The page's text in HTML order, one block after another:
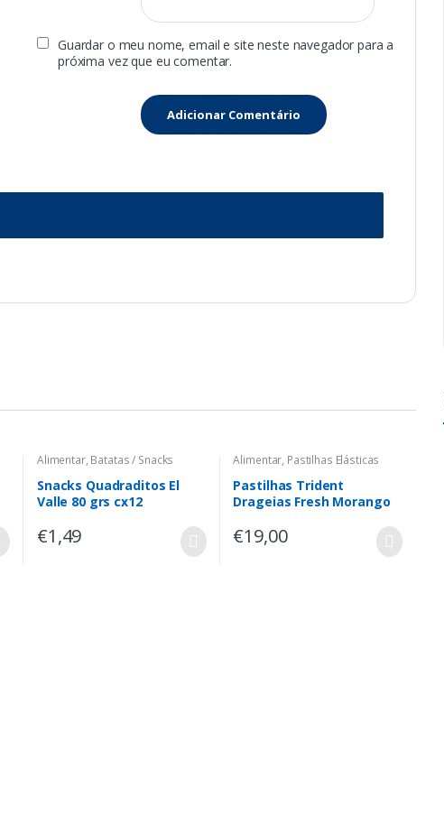
Guardar o meu nome, email e site neste navegador para a
próxima vez que eu comentar.
Alimentar, Batatas / Snacks
Snacks Quadraditos El
Valle 80 grs cx12
€1,49
Alimentar, Pastilhas Elásticas
Pastilhas Trident
Drageias Fresh Morango
€19,00